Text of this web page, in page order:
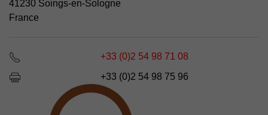
41230 Soings-en-Sologne
France
+33 (0)2 54 98 71 08
+33 (0)2 54 98 75 96